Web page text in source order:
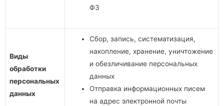
ФЗ
Виды
обработки
персональных
данных
Сбор, запись, систематизация,
накопление, хранение, уничтожение
и обезличивание персональных
данных
Отправка информационных писем
на адрес электронной почты